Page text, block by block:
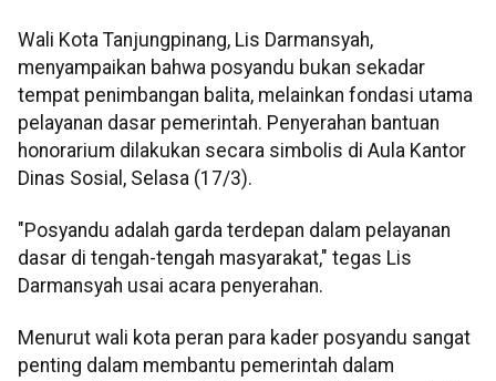
Wali Kota Tanjungpinang, Lis Darmansyah,
menyampaikan bahwa posyandu bukan sekadar
tempat penimbangan balita, melainkan fondasi utama
pelayanan dasar pemerintah. Penyerahan bantuan
honorarium dilakukan secara simbolis di Aula Kantor
Dinas Sosial, Selasa (17/3).
"Posyandu adalah garda terdepan dalam pelayanan
dasar di tengah-tengah masyarakat," tegas Lis
Darmansyah usai acara penyerahan.
Menurut wali kota peran para kader posyandu sangat
penting dalam membantu pemerintah dalam